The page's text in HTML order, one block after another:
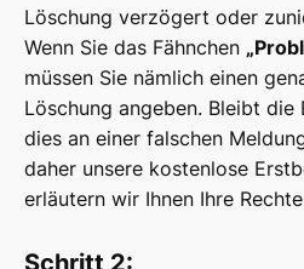
Löschung verzögert oder
Wenn Sie das Fähnchen
müssen Sie nämlich einen
Löschung angeben. Bleibt
dies an einer falschen
daher unsere kostenlose
erläutern wir Ihnen Ihre
Schritt 2: